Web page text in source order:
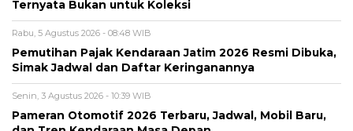
Ternyata Bukan untuk Koleksi
Rabu, 5 Agustus 2026 - 08:48 WIB
Pemutihan Pajak Kendaraan Jatim 2026 Resmi Dibuka,
Simak Jadwal dan Daftar Keringanannya
Senin, 3 Agustus 2026 - 10:39 WIB
Pameran Otomotif 2026 Terbaru, Jadwal, Mobil Baru,